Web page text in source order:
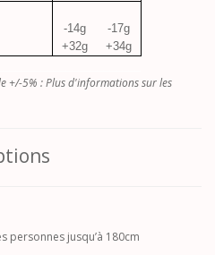
-14g
-17g
+32g
+34g
+/-5% : Plus d'informations sur les
personnes jusqu’à 180cm